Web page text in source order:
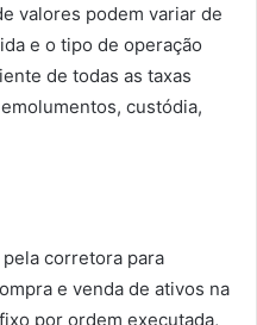
valores podem variar de
e o tipo de operação
de todas as taxas
custódia,
corretora para
e venda de ativos na
por ordem executada,